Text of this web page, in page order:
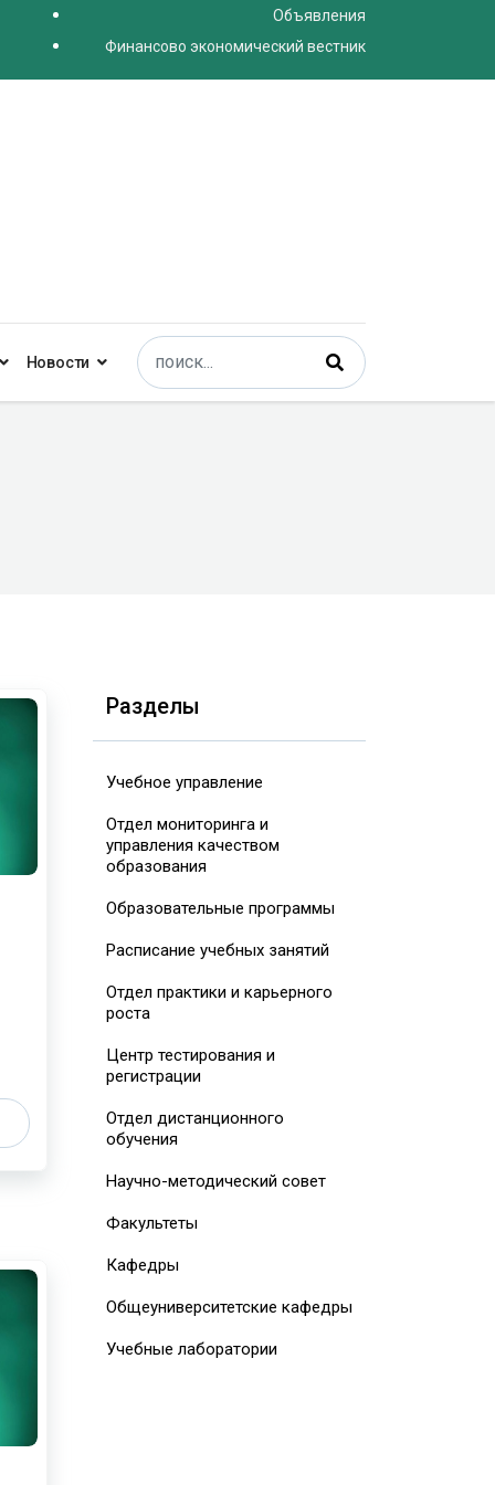
Объявления
Финансово экономический вестник
Новости
Поиск
Type 2 or more characters for results.
Разделы
Учебное управление
Отдел мониторинга и
управления качеством
образования
Образовательные программы
Расписание учебных занятий
Отдел практики и карьерного
роста
Центр тестирования и
регистрации
Отдел дистанционного
обучения
Научно-методический совет
Факультеты
Кафедры
Общеуниверситетские кафедры
Учебные лаборатории